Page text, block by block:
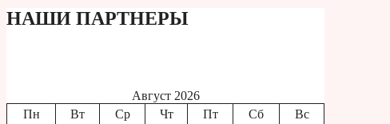
НАШИ ПАРТНЕРЫ
Август 2026
Пн
Вт Ср Чт Пт Сб
Вс